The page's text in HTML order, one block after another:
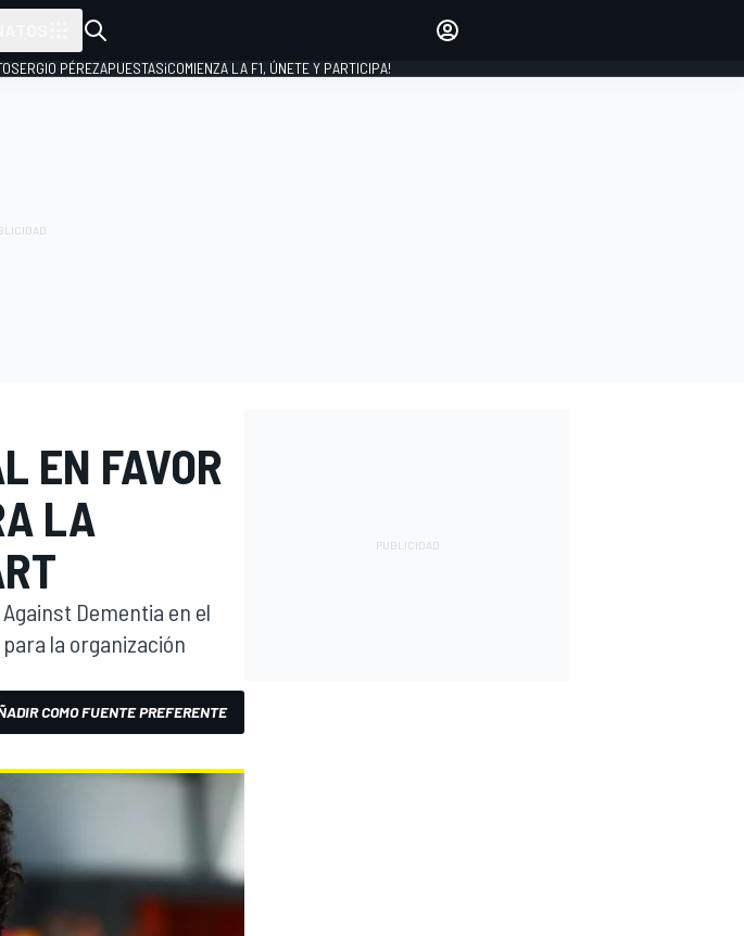
INICIAR SESIÓN
SERGIO PÉREZAPUESTAS¡COMIENZA LA F1, ÚNETE Y PARTICIPA!
EN FAVOR
LA
Dementia en el
la organización
COMO FUENTE PREFERENTE